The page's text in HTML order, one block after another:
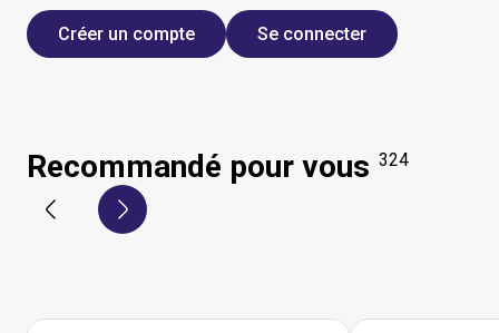
Créer un compte Se connecter
Recommandé pour vous 324